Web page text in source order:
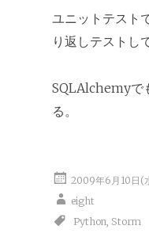
ユニットテスト
り返しテストし
SQLAlchemyで
る。
2009年6月10日(
eight
Python, Storm